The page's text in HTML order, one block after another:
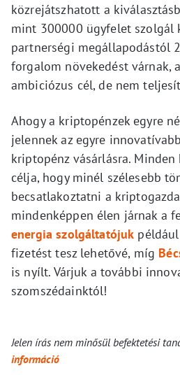
közrejátszhatott a
mint 300000 ügyfelet szolgál
partnerségi megállapodástól
forgalom növekedést várnak,
ambiciózus cél, de nem
Ahogy a kriptopénzek egyre
jelennek az egyre
kriptopénz vásárlásra.
célja, hogy minél szélesebb
becsatlakoztatni a
mindenképpen élen járnak a
energia szolgáltatójuk
fizetést tesz lehetővé, míg
is nyílt. Várjuk a további
szomszédainktól!
Jelen írás nem minősül befektetési
információ